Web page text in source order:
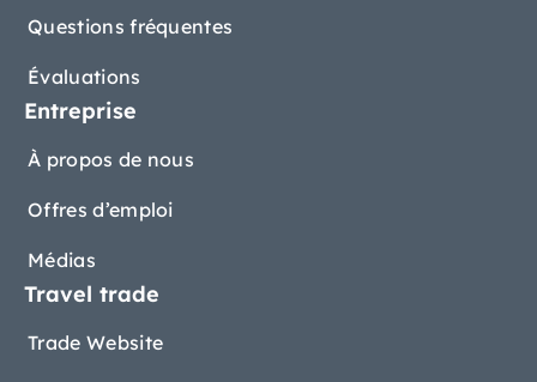
Questions fréquentes
Évaluations
Entreprise
À propos de nous
Offres d’emploi
Médias
Travel trade
Trade Website